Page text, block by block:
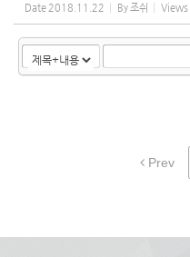
Date 2018.11.22 By조쉬 Views
Prev